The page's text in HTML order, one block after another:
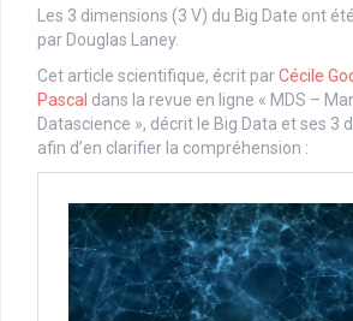
Les 3 dimensions (3 V) du Big Date ont
par Douglas Laney.
Cet article scientifique, écrit parCécile
Pascal dans la revue en ligne « MDS –
Datascience », décrit le Big Data et ses 3
afin d’en clarifier la compréhension :